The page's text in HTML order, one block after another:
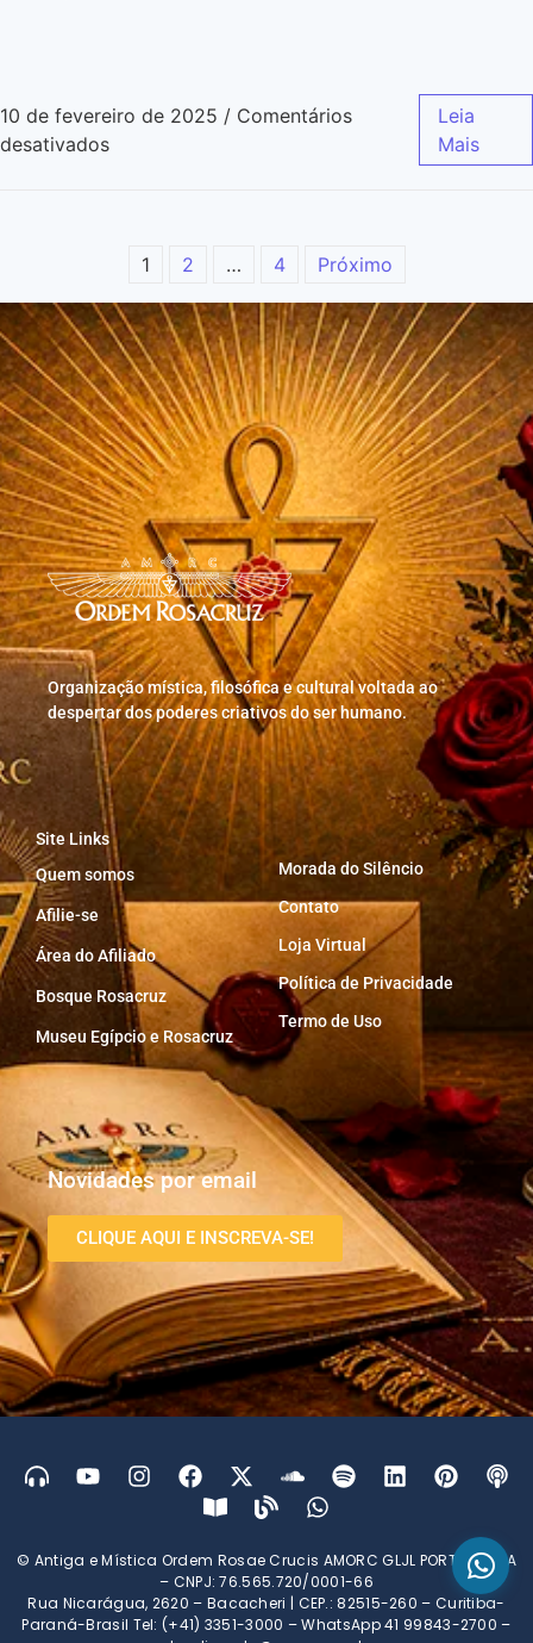
10 de fevereiro de 2025 / Comentários
desativados
Leia
Mais
1 2 … 4 Próximo
Organização mística, filosófica e cultural voltada ao
despertar dos poderes criativos do ser humano.
Site Links
Quem somos
Afilie-se
Área do Afiliado
Bosque Rosacruz
Museu Egípcio e Rosacruz
Morada do Silêncio
Contato
Loja Virtual
Política de Privacidade
Termo de Uso
Novidades por email
CLIQUE AQUI E INSCREVA-SE!
© Antiga e Mística Ordem Rosae Crucis AMORC GLJL PORTUGUESA
– CNPJ: 76.565.720/0001-66
Rua Nicarágua, 2620 – Bacacheri | CEP.: 82515-260 – Curitiba-
Paraná-Brasil Tel: (+41) 3351-3000 – WhatsApp 41 99843-2700 –